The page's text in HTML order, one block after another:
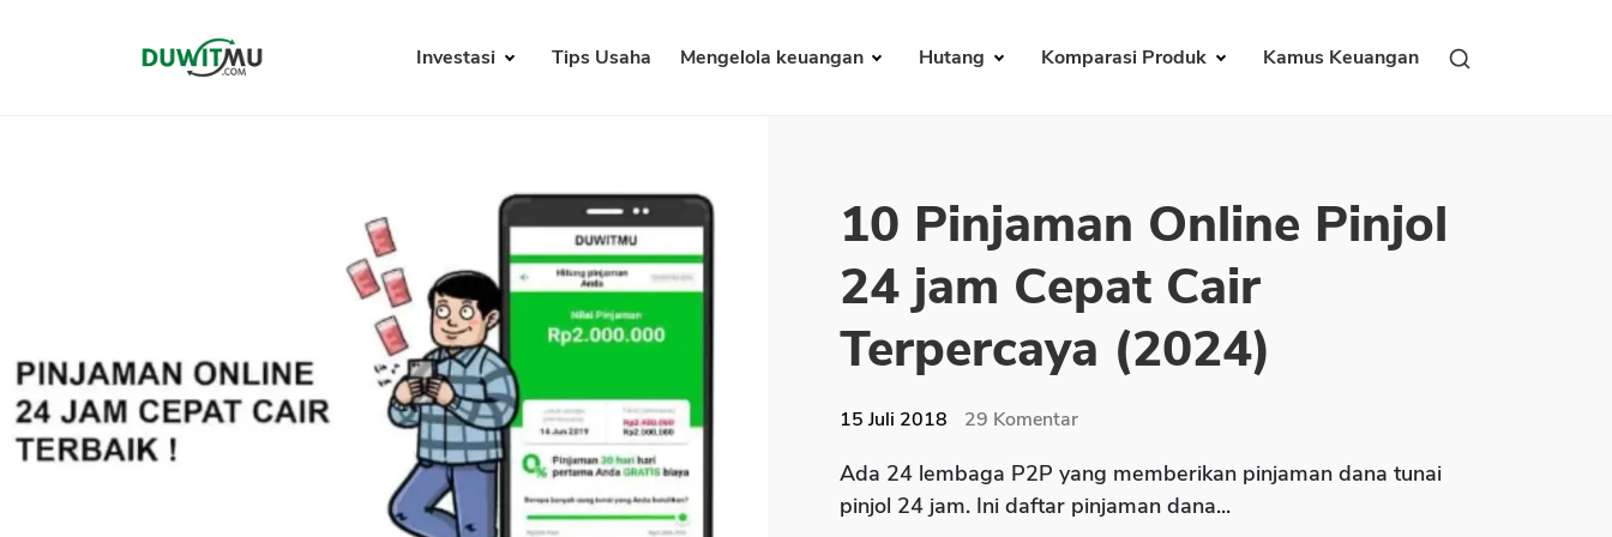
Investasi Tips Usaha Mengelola keuangan Hutang Komparasi Produk Kamus Keuangan
10 Pinjaman Online Pinjol
24 jam Cepat Cair
Terpercaya (2024)
15 Juli 2018 29 Komentar
Ada 24 lembaga P2P yang memberikan pinjaman dana tunai
pinjol 24 jam. Ini daftar pinjaman dana...